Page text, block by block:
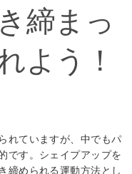
締まっ
よう！
れていますが、中でもパ
です。シェイプアップを
締められる運動方法とし